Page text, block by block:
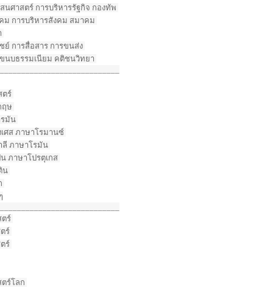
นศาสตร์ การบริหารรัฐกิจ กองทัพ
ม การบริหารสังคม สมาคม
ย์ การสื่อสาร การขนส่ง
นบธรรมเนียม คติชนวิทยา
ตร์
ฤษ
รมัน
ศส ภาษาโรมานซ์
ลี ภาษาโรมัน
ภาษาโปรตุเกส
น
ตร์
ร์
ร์
ร์โลก